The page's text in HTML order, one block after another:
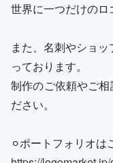
世界に一つだけのロ
また、名刺やショ
っております。
制作のご依頼やご
ださい。
⚪︎ポートフォリオは